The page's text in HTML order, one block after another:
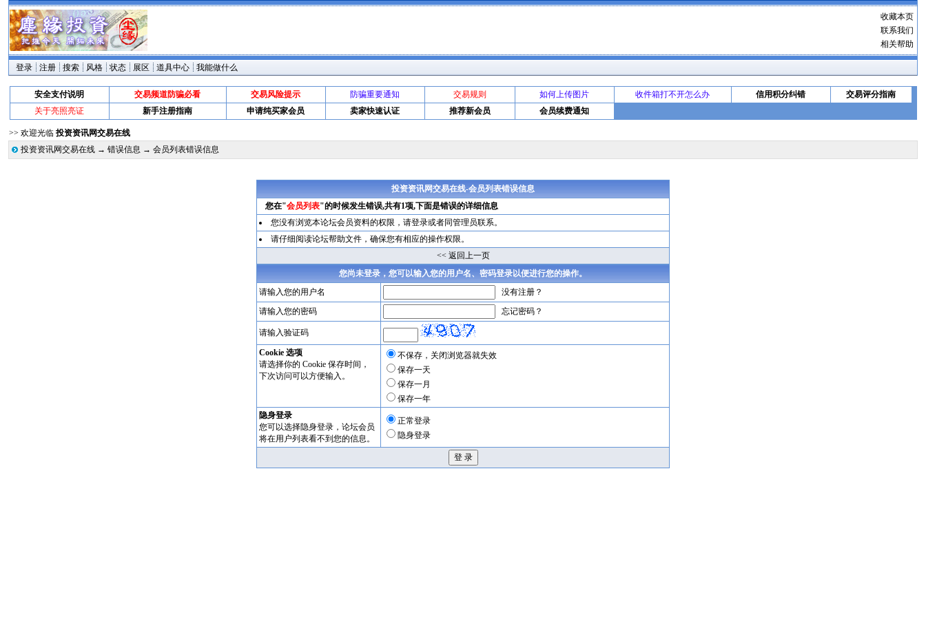
收藏本页
联系我们
相关帮助
登录 注册 搜索 风格 状态 展区 道具中心 我能做什么
安全支付说明 交易频道防骗必看 交易风险提示 防骗重要通知 交易规则 如何上传图片 收件箱打不开怎么办 信用积分纠错
交易评分指南
关于亮照亮证
新手注册指南 申请纯买家会员 卖家快速认证 推荐新会员 会员续费通知
>> 欢迎光临投资资讯网交易在线
投资资讯网交易在线 →错误信息 → 会员列表错误信息
投资资讯网交易在线-会员列表错误信息
您在"会员列表"的时候发生错误,共有1项,下面是错误的详细信息
您没有浏览本论坛会员资料的权限，请登录或者同管理员联系。
请仔细阅读论坛帮助文件，确保您有相应的操作权限。
<< 返回上一页
您尚未登录，您可以输入您的用户名、密码登录以便进行您的操作。
请输入您的用户名
没有注册？
请输入您的密码
忘记密码？
请输入验证码
Cookie 选项
请选择你的 Cookie 保存时间，
下次访问可以方便输入。
不保存，关闭浏览器就失效
保存一天
保存一月
保存一年
隐身登录
您可以选择隐身登录，论坛会员
将在用户列表看不到您的信息。
正常登录
隐身登录